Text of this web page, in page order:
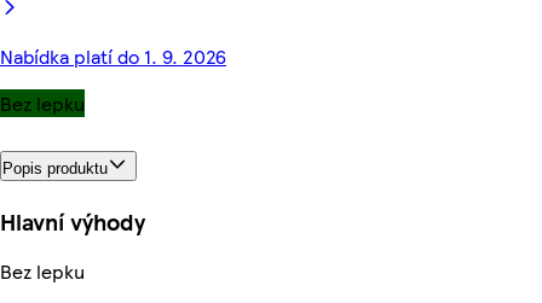
Nabídka platí do 1. 9. 2026
Bez lepku
Popis produktu
Hlavní výhody
Bez lepku